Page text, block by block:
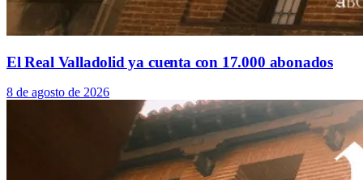
El Real Valladolid ya cuenta con 17.000 abonados
8 de agosto de 2026